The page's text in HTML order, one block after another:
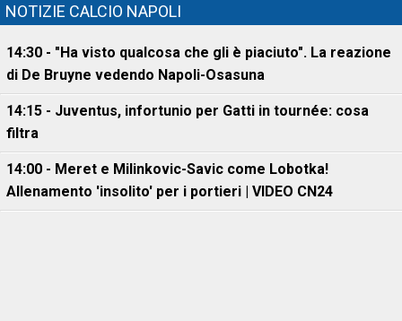
NOTIZIE CALCIO NAPOLI
14:30 - "Ha visto qualcosa che gli è piaciuto". La reazione
di De Bruyne vedendo Napoli-Osasuna
14:15 - Juventus, infortunio per Gatti in tournée: cosa
filtra
14:00 - Meret e Milinkovic-Savic come Lobotka!
Allenamento 'insolito' per i portieri | VIDEO CN24